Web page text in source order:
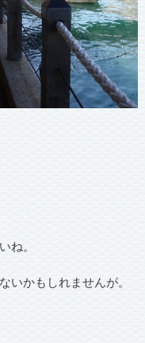
ね。
いかもしれませんが。